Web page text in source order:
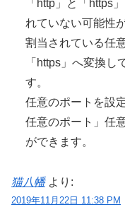
「http」と「https
れていない可能性
割当されている任
「https」へ変換
す。
任意のポートを設
任意のポート」任
ができます。
猫八幡 より:
2019年11月22日 11:38 PM